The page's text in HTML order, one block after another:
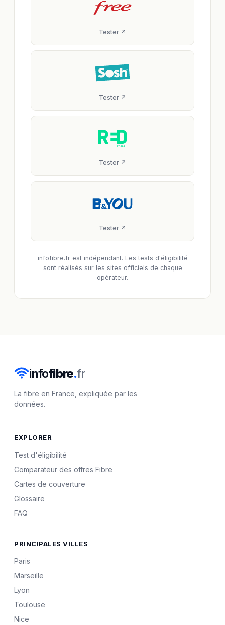
Tester ↗
Tester ↗
Tester ↗
Tester ↗
infofibre.fr est indépendant. Les tests d'éligibilité
sont réalisés sur les sites officiels de chaque
opérateur.
infofibre.fr
La fibre en France, expliquée par les
données.
EXPLORER
Test d'éligibilité
Comparateur des offres Fibre
Cartes de couverture
Glossaire
FAQ
PRINCIPALES VILLES
Paris
Marseille
Lyon
Toulouse
Nice